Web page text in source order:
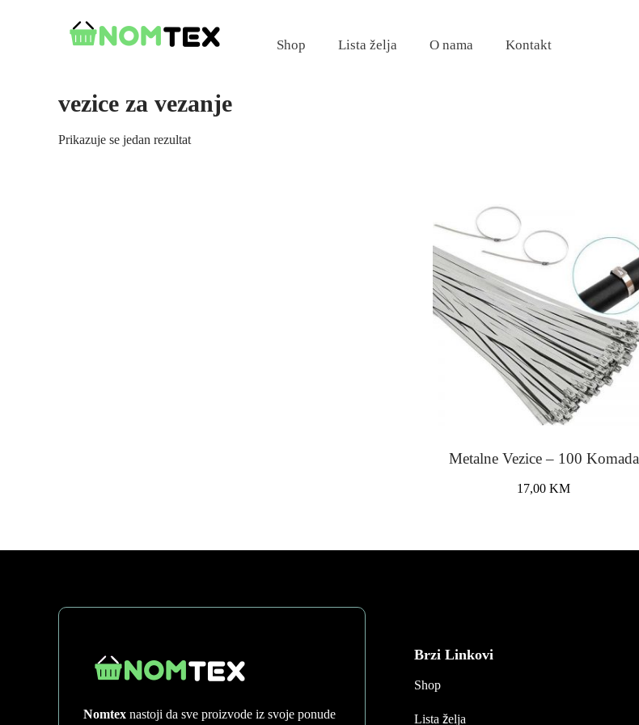
Shop Lista želja O nama Kontakt
vezice za vezanje
Prikazuje se jedan rezultat
Metalne Vezice – 100 Komada
17,00 KM
Nomtex nastoji da sve proizvode iz svoje ponude
Brzi Linkovi
Shop
Lista želja